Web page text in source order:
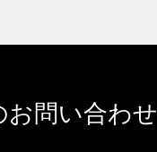
お問い合わせ